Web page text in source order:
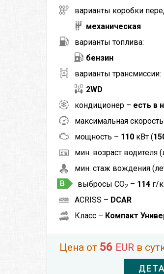
варианты коробки
механическая
варианты топлива:
бензин
варианты трансмиссии:
2WD
кондиционер – есть в
максимальная
мощность – 110 кВт (
мин. возраст водителя
мин. стаж вождения
выбросы CO2 – 114 г/
ACRISS – DCAR
Класс – Компакт
Цена от 56 EUR в